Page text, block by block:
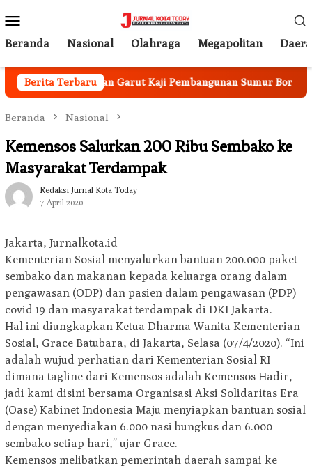
ke
kontenMobile
Beranda Nasional Olahraga Megapolitan
Berita Terbaru
Dinas Pertanian Garut Kaji Pembangunan Sumur Bor untuk
Beranda Nasional
Kemensos Salurkan 200 Ribu Sembako ke
Masyarakat Terdampak
Redaksi Jurnal Kota Today
7 April 2020
Jakarta, Jurnalkota.id
Kementerian Sosial menyalurkan bantuan 200.000 paket
sembako dan makanan kepada keluarga orang dalam
pengawasan (ODP) dan pasien dalam pengawasan (PDP)
covid 19 dan masyarakat terdampak di DKI Jakarta.
Hal ini diungkapkan Ketua Dharma Wanita Kementerian
Sosial, Grace Batubara, di Jakarta, Selasa (07/4/2020). “Ini
adalah wujud perhatian dari Kementerian Sosial RI
dimana tagline dari Kemensos adalah Kemensos Hadir,
jadi kami disini bersama Organisasi Aksi Solidaritas Era
(Oase) Kabinet Indonesia Maju menyiapkan bantuan sosial
dengan menyediakan 6.000 nasi bungkus dan 6.000
sembako setiap hari,” ujar Grace.
Kemensos melibatkan pemerintah daerah sampai ke